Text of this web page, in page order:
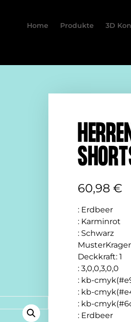
Home Produkte 3D
60,98 €
: Erdbeer
: Karminrot
: Schwarz
Deckkraft: 1
: 3,0,0,3,0,0
: kb-
: kb-
: kb-
: Erdbeer